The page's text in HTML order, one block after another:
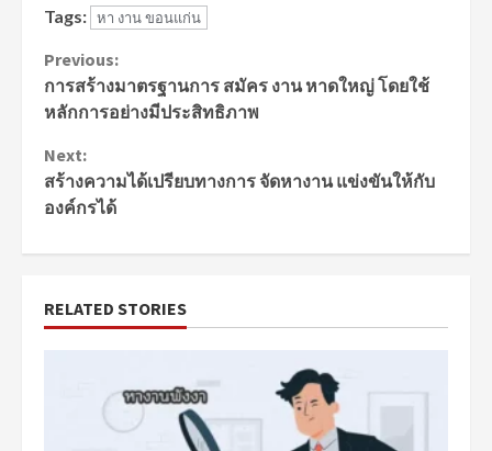
Tags: หา งาน ขอนแก่น
Continue
Reading
Previous:
การสร้างมาตรฐานการ สมัคร งาน หาดใหญ่ โดยใช้
หลักการอย่างมีประสิทธิภาพ
Next:
สร้างความได้เปรียบทางการ จัดหางาน แข่งขันให้กับ
องค์กรได้
RELATED STORIES